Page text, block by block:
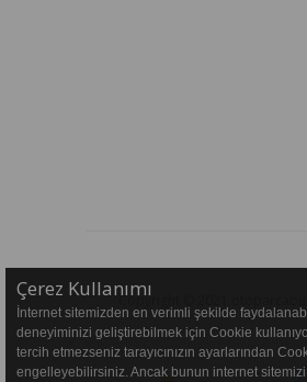
Copyright © 2021
Çerez Kullanımı
İnternet sitemizden en verimli şekilde
deneyiminizi geliştirebilmek için Cookie
tercih etmezseniz tarayıcınızın ayarlarından
engelleyebilirsiniz. Ancak bunun internet sitemizi